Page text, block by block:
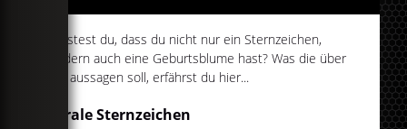
Wusstest du, dass du nicht nur ein Sternzeichen,
sondern auch eine Geburtsblume hast? Was die über
dich aussagen soll, erfährst du hier...
Florale Sternzeichen